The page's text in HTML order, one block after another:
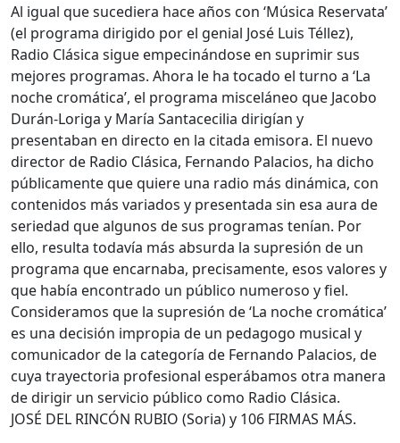
Al igual que sucediera hace años con ‘Música Reservata’
(el programa dirigido por el genial José Luis Téllez),
Radio Clásica sigue empecinándose en suprimir sus
mejores programas. Ahora le ha tocado el turno a ‘La
noche cromática’, el programa misceláneo que Jacobo
Durán-Loriga y María Santacecilia dirigían y
presentaban en directo en la citada emisora. El nuevo
director de Radio Clásica, Fernando Palacios, ha dicho
públicamente que quiere una radio más dinámica, con
contenidos más variados y presentada sin esa aura de
seriedad que algunos de sus programas tenían. Por
ello, resulta todavía más absurda la supresión de un
programa que encarnaba, precisamente, esos valores y
que había encontrado un público numeroso y fiel.
Consideramos que la supresión de ‘La noche cromática’
es una decisión impropia de un pedagogo musical y
comunicador de la categoría de Fernando Palacios, de
cuya trayectoria profesional esperábamos otra manera
de dirigir un servicio público como Radio Clásica.
JOSÉ DEL RINCÓN RUBIO (Soria) y 106 FIRMAS MÁS.